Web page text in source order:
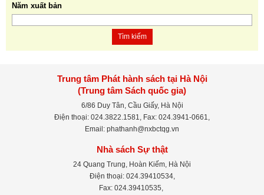
Năm xuất bản
Tìm kiếm
Trung tâm Phát hành sách tại Hà Nội
(Trung tâm Sách quốc gia)
6/86 Duy Tân, Cầu Giấy, Hà Nội
Điện thoại: 024.3822.1581, Fax: 024.3941-0661,
Email: phathanh@nxbctqg.vn
Nhà sách Sự thật
24 Quang Trung, Hoàn Kiếm, Hà Nội
Điện thoại: 024.39410534,
Fax: 024.39410535,